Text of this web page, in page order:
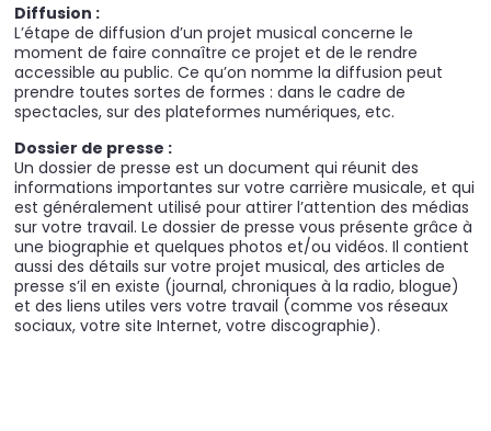
Diffusion :
L’étape de diffusion d’un projet musical concerne le
moment de faire connaître ce projet et de le rendre
accessible au public. Ce qu’on nomme la diffusion peut
prendre toutes sortes de formes : dans le cadre de
spectacles, sur des plateformes numériques, etc.
Dossier de presse :
Un dossier de presse est un document qui réunit des
informations importantes sur votre carrière musicale, et qui
est généralement utilisé pour attirer l’attention des médias
sur votre travail. Le dossier de presse vous présente grâce à
une biographie et quelques photos et/ou vidéos. Il contient
aussi des détails sur votre projet musical, des articles de
presse s’il en existe (journal, chroniques à la radio, blogue)
et des liens utiles vers votre travail (comme vos réseaux
sociaux, votre site Internet, votre discographie).